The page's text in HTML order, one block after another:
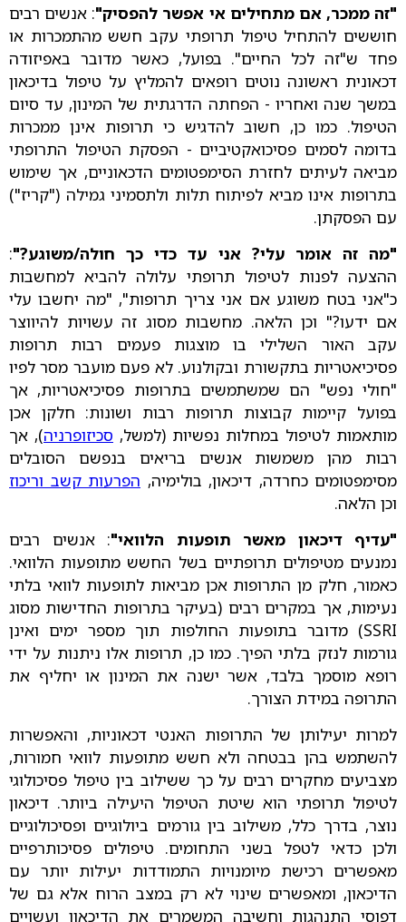
"זה ממכר, אם מתחילים אי אפשר להפסיק": אנשים רבים
חוששים להתחיל טיפול תרופתי עקב חשש מהתמכרות או
פחד ש"זה לכל החיים". בפועל, כאשר מדובר באפיזודה
דכאונית ראשונה נוטים רופאים להמליץ על טיפול בדיכאון
במשך שנה ואחריו - הפחתה הדרגתית של המינון, עד סיום
הטיפול. כמו כן, חשוב להדגיש כי תרופות אינן ממכרות
בדומה לסמים פסיכואקטיביים - הפסקת הטיפול התרופתי
מביאה לעיתים לחזרת הסימפטומים הדכאוניים, אך שימוש
בתרופות אינו מביא לפיתוח תלות ולתסמיני גמילה ("קריז")
עם הפסקתן.
"מה זה אומר עלי? אני עד כדי כך חולה/משוגע?":
ההצעה לפנות לטיפול תרופתי עלולה להביא למחשבות
כ"אני בטח משוגע אם אני צריך תרופות", "מה יחשבו עלי
אם ידעו?" וכן הלאה. מחשבות מסוג זה עשויות להיווצר
עקב האור השלילי בו מוצגות פעמים רבות תרופות
פסיכיאטריות בתקשורת ובקולנוע. לא פעם מועבר מסר לפיו
"חולי נפש" הם שמשתמשים בתרופות פסיכיאטריות, אך
בפועל קיימות קבוצות תרופות רבות ושונות: חלקן אכן
מותאמות לטיפול במחלות נפשיות (למשל, סכיזופרניה), אך
רבות מהן משמשות אנשים בריאים בנפשם הסובלים
מסימפטומים כחרדה, דיכאון, בולימיה, הפרעות קשב וריכוז
וכן הלאה.
"עדיף דיכאון מאשר תופעות הלוואי": אנשים רבים
נמנעים מטיפולים תרופתיים בשל החשש מתופעות הלוואי.
כאמור, חלק מן התרופות אכן מביאות לתופעות לוואי בלתי
נעימות, אך במקרים רבים (בעיקר בתרופות החדישות מסוג
SSRI) מדובר בתופעות החולפות תוך מספר ימים ואינן
גורמות לנזק בלתי הפיך. כמו כן, תרופות אלו ניתנות על ידי
רופא מוסמך בלבד, אשר ישנה את המינון או יחליף את
התרופה במידת הצורך.
למרות יעילותן של התרופות האנטי דכאוניות, והאפשרות
להשתמש בהן בבטחה ולא חשש מתופעות לוואי חמורות,
מצביעים מחקרים רבים על כך ששילוב בין טיפול פסיכולוגי
לטיפול תרופתי הוא שיטת הטיפול היעילה ביותר. דיכאון
נוצר, בדרך כלל, משילוב בין גורמים ביולוגיים ופסיכולוגיים
ולכן כדאי לטפל בשני התחומים. טיפולים פסיכותרפיים
מאפשרים רכישת מיומנויות התמודדות יעילות יותר עם
הדיכאון, ומאפשרים שינוי לא רק במצב הרוח אלא גם של
דפוסי התנהגות וחשיבה המשמרים את הדיכאון ועשויים